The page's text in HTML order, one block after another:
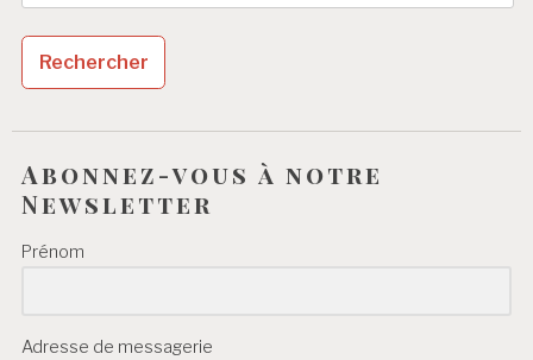
Abonnez-vous à notre
Newsletter
Prénom
Adresse de messagerie